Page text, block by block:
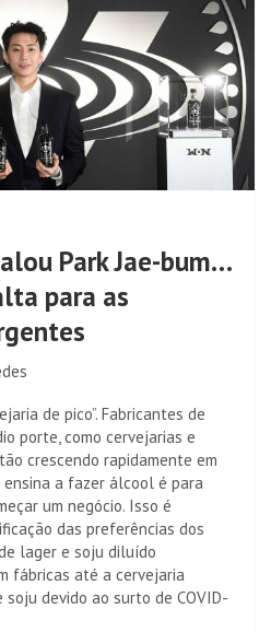
Park Jae-bum…
para as
de pico”. Fabricantes de
porte, como cervejarias e
crescendo rapidamente em
a fazer álcool é para
um negócio. Isso é
das preferências dos
lager e soju diluído
fábricas até a cervejaria
devido ao surto de COVID-